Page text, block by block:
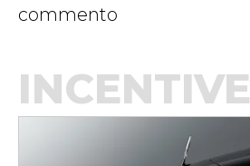
commento
INCENTIVE